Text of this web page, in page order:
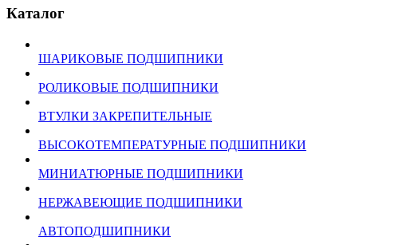
Каталог
ШАРИКОВЫЕ ПОДШИПНИКИ
РОЛИКОВЫЕ ПОДШИПНИКИ
ВТУЛКИ ЗАКРЕПИТЕЛЬНЫЕ
ВЫСОКОТЕМПЕРАТУРНЫЕ ПОДШИПНИКИ
МИНИАТЮРНЫЕ ПОДШИПНИКИ
НЕРЖАВЕЮЩИЕ ПОДШИПНИКИ
АВТОПОДШИПНИКИ